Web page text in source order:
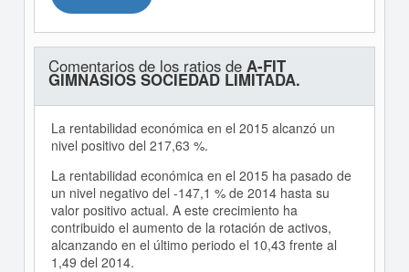
Comentarios de los ratios de A-FIT
GIMNASIOS SOCIEDAD LIMITADA.
La rentabilidad económica en el 2015 alcanzó un
nivel positivo del 217,63 %.
La rentabilidad económica en el 2015 ha pasado de
un nivel negativo del -147,1 % de 2014 hasta su
valor positivo actual. A este crecimiento ha
contribuido el aumento de la rotación de activos,
alcanzando en el último periodo el 10,43 frente al
1,49 del 2014.